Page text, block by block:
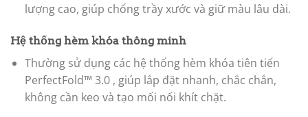
lượng cao, giúp chống trầy xước và giữ màu lâu dài.
Hệ thống hèm khóa thông minh
Thường sử dụng các hệ thống hèm khóa tiên tiến
PerfectFold™ 3.0 , giúp lắp đặt nhanh, chắc chắn,
không cần keo và tạo mối nối khít chặt.